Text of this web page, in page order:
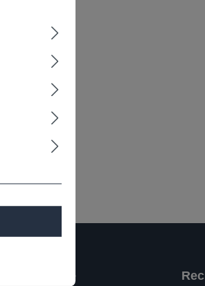
Produkte